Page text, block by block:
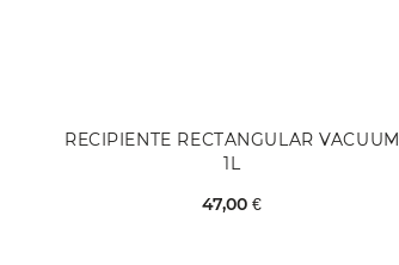
RECIPIENTE RECTANGULAR VACUUM
1L
47,00 €